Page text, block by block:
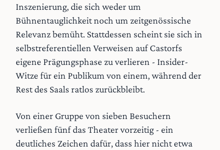
Inszenierung, die sich weder um
Bühnentauglichkeit noch um zeitgenössische
Relevanz bemüht. Stattdessen scheint sie sich in
selbstreferentiellen Verweisen auf Castorfs
eigene Prägungsphase zu verlieren - Insider-
Witze für ein Publikum von einem, während der
Rest des Saals ratlos zurückbleibt.
Von einer Gruppe von sieben Besuchern
verließen fünf das Theater vorzeitig - ein
deutliches Zeichen dafür, dass hier nicht etwa